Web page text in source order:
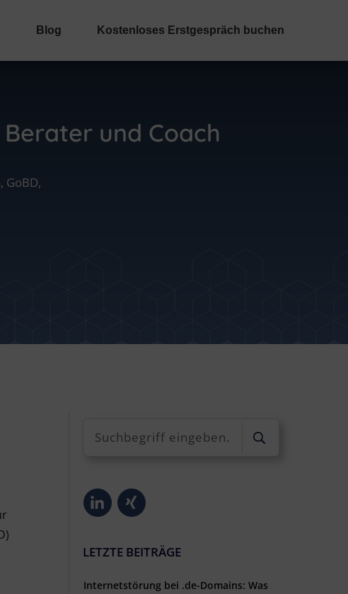
Blog Kostenloses Erstgespräch buchen
und Coach
GoBD,
LETZTE BEITRÄGE
Internetstörung bei .de-Domains: Was